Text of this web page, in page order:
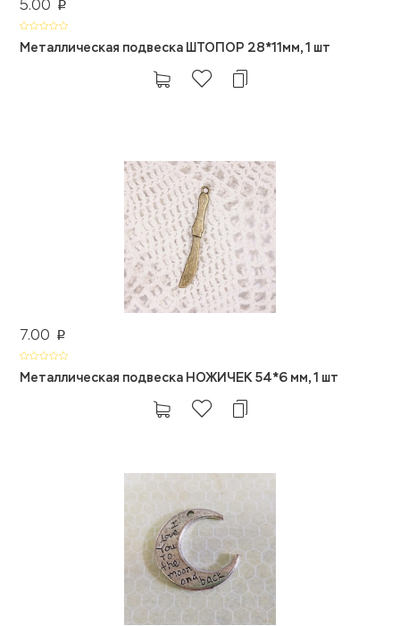
5.00 p
Металлическая подвеска ШТОПОР 28*11мм, 1 шт
7.00 p
Металлическая подвеска НОЖИЧЕК 54*6 мм, 1 шт